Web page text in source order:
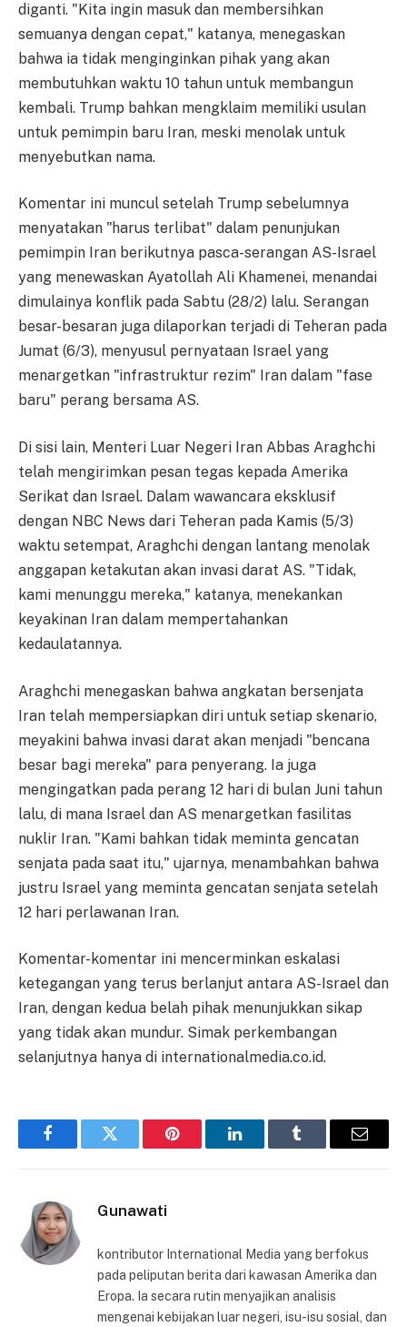
diganti. "Kita ingin masuk dan membersihkan
semuanya dengan cepat," katanya, menegaskan
bahwa ia tidak menginginkan pihak yang akan
membutuhkan waktu 10 tahun untuk membangun
kembali. Trump bahkan mengklaim memiliki usulan
untuk pemimpin baru Iran, meski menolak untuk
menyebutkan nama.
Komentar ini muncul setelah Trump sebelumnya
menyatakan "harus terlibat" dalam penunjukan
pemimpin Iran berikutnya pasca-serangan AS-Israel
yang menewaskan Ayatollah Ali Khamenei, menandai
dimulainya konflik pada Sabtu (28/2) lalu. Serangan
besar-besaran juga dilaporkan terjadi di Teheran pada
Jumat (6/3), menyusul pernyataan Israel yang
menargetkan "infrastruktur rezim" Iran dalam "fase
baru" perang bersama AS.
Di sisi lain, Menteri Luar Negeri Iran Abbas Araghchi
telah mengirimkan pesan tegas kepada Amerika
Serikat dan Israel. Dalam wawancara eksklusif
dengan NBC News dari Teheran pada Kamis (5/3)
waktu setempat, Araghchi dengan lantang menolak
anggapan ketakutan akan invasi darat AS. "Tidak,
kami menunggu mereka," katanya, menekankan
keyakinan Iran dalam mempertahankan
kedaulatannya.
Araghchi menegaskan bahwa angkatan bersenjata
Iran telah mempersiapkan diri untuk setiap skenario,
meyakini bahwa invasi darat akan menjadi "bencana
besar bagi mereka" para penyerang. Ia juga
mengingatkan pada perang 12 hari di bulan Juni tahun
lalu, di mana Israel dan AS menargetkan fasilitas
nuklir Iran. "Kami bahkan tidak meminta gencatan
senjata pada saat itu," ujarnya, menambahkan bahwa
justru Israel yang meminta gencatan senjata setelah
12 hari perlawanan Iran.
Komentar-komentar ini mencerminkan eskalasi
ketegangan yang terus berlanjut antara AS-Israel dan
Iran, dengan kedua belah pihak menunjukkan sikap
yang tidak akan mundur. Simak perkembangan
selanjutnya hanya di internationalmedia.co.id.
FacebookTwitter Pinterest LinkedInTumblr Email
Gunawati
kontributor International Media yang berfokus
pada peliputan berita dari kawasan Amerika dan
Eropa. Ia secara rutin menyajikan analisis
mengenai kebijakan luar negeri, isu-isu sosial, dan